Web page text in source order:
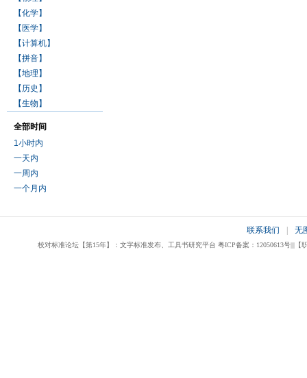
【化学】
【医学】
【计算机】
【拼音】
【地理】
【历史】
【生物】
全部时间
1小时内
一天内
一周内
一个月内
联系我们 无
校对标准论坛【第15年】：文字标准发布、工具书研究平台 粤ICP备案：12050613号|||【